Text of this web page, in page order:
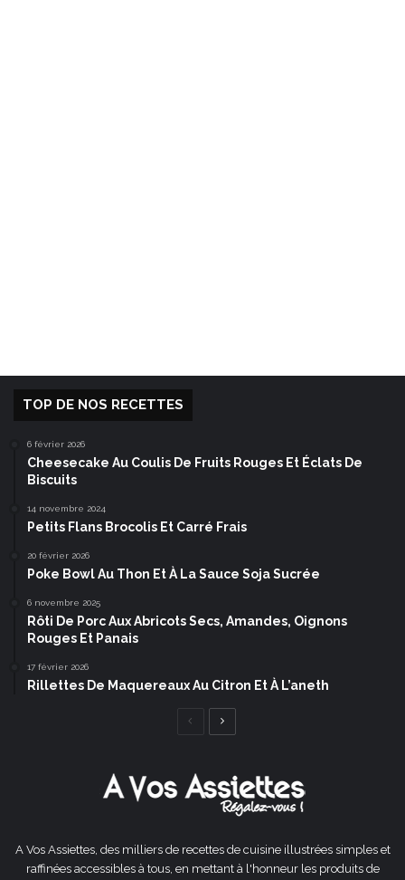
TOP DE NOS RECETTES
6 février 2026
Cheesecake Au Coulis De Fruits Rouges Et Éclats De
Biscuits
14 novembre 2024
Petits Flans Brocolis Et Carré Frais
20 février 2026
Poke Bowl Au Thon Et À La Sauce Soja Sucrée
6 novembre 2025
Rôti De Porc Aux Abricots Secs, Amandes, Oignons
Rouges Et Panais
17 février 2026
Rillettes De Maquereaux Au Citron Et À L’aneth
Page
A Vos Assiettes, des milliers de recettes de cuisine illustrées simples et
raffinées accessibles à tous, en mettant à l'honneur les produits de